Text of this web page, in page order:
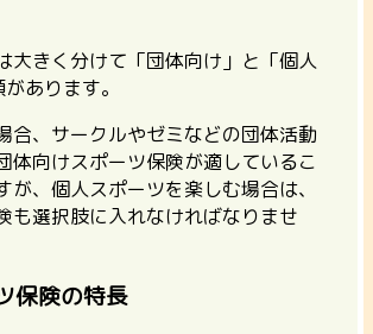
大きく分けて 「団体向け」 と 「個人
あります。
合、サークルやゼミなどの団体活動
体向けスポーツ保険が適しているこ
が、個人スポーツを楽しむ場合は、
も選択肢に入れなければなりませ
保険の特長